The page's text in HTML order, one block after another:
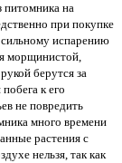
питомника на
при покупке
сильному испарению
морщинистой,
берутся за
к его
не повредить
много времени
растения с
нельзя, так как